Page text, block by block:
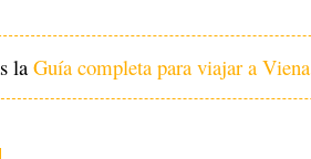
la Guía completa para viajar a Viena